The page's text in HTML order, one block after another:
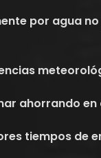
por agua
ahorrando
tiempos de